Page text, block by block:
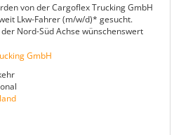
von der Cargoflex Trucking GmbH
Lkw-Fahrer (m/w/d)* gesucht.
Nord-Süd Achse wünschenswert
GmbH